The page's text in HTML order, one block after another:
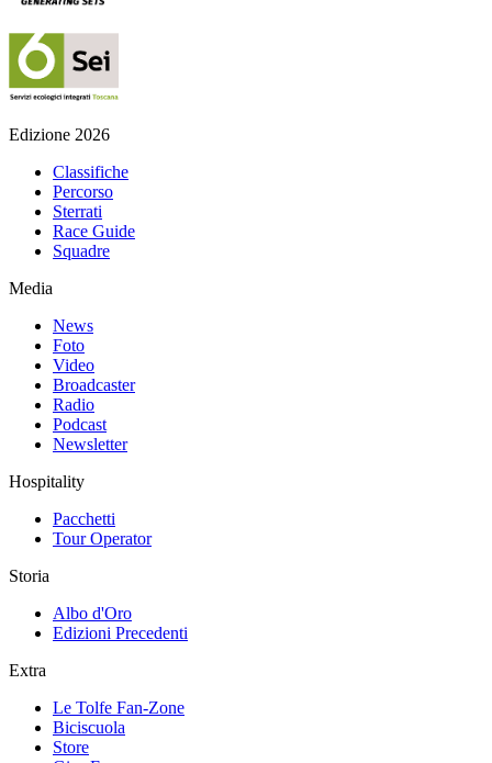
Edizione 2026
Classifiche
Percorso
Sterrati
Race Guide
Squadre
Media
News
Foto
Video
Broadcaster
Radio
Podcast
Newsletter
Hospitality
Pacchetti
Tour Operator
Storia
Albo d'Oro
Edizioni Precedenti
Extra
Le Tolfe Fan-Zone
Biciscuola
Store